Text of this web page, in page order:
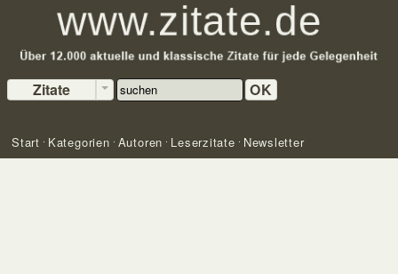
Zitate OK
Start Kategorien Autoren Leserzitate Newsletter